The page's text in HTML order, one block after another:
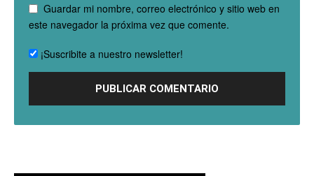
Guardar mi nombre, correo electrónico y sitio web en
este navegador la próxima vez que comente.
¡Suscribite a nuestro newsletter!